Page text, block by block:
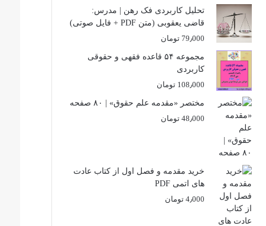
تحلیل کاربردی فک رهن | مدرس:
قاضی یعقوبی (متن PDF + فایل صوتی)
79٫000 تومان
مجموعه ۵۴ قاعده فقهی و حقوقی
کاربردی
108٫000 تومان
مختصر «مقدمه علم حقوق» | ۸۰ صفحه
48٫000 تومان
خرید مقدمه و فصل اول از کتاب عادت
های اتمی PDF
4٫000 تومان